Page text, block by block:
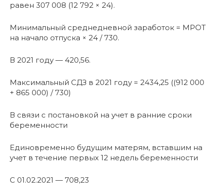
равен 307 008 (12 792 × 24).
Минимальный среднедневной заработок = МРОТ
на начало отпуска × 24 / 730.
В 2021 году — 420,56.
Максимальный СДЗ в 2021 году = 2434,25 ((912 000
+ 865 000) / 730)
В связи с постановкой на учет в ранние сроки
беременности
Единовременно будущим матерям, вставшим на
учет в течение первых 12 недель беременности
С 01.02.2021 — 708,23